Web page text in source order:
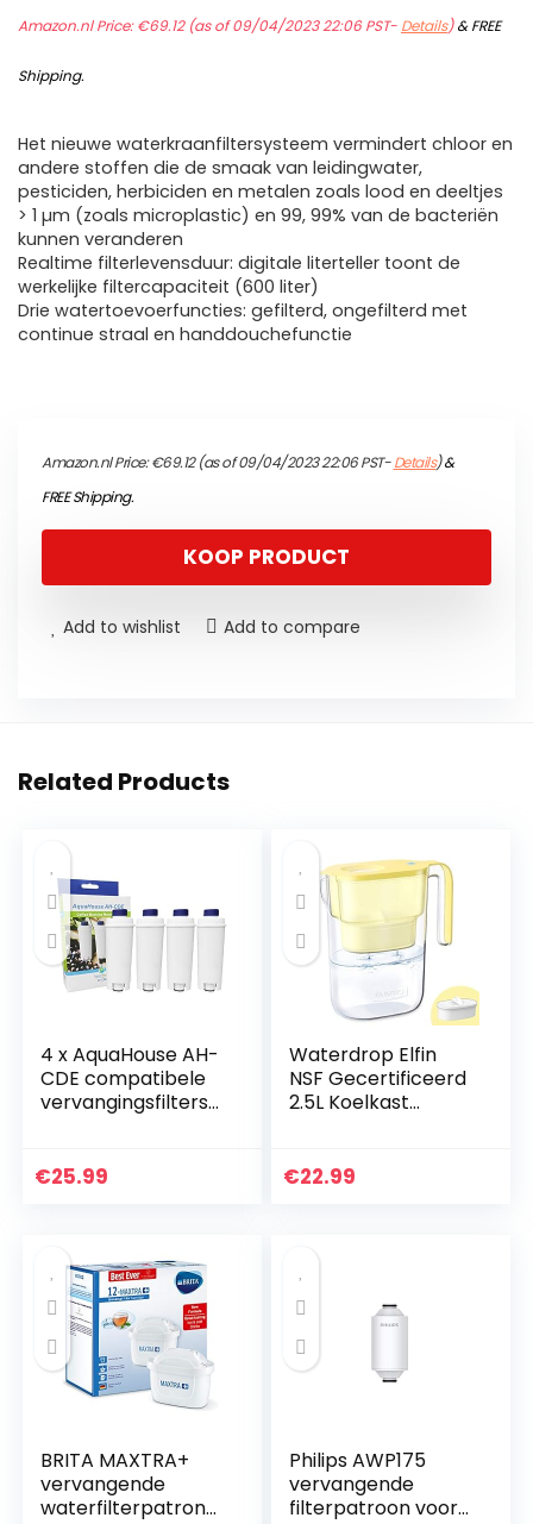
Amazon.nl Price:€69.12(as of 09/04/2023 22:06 PST- Details)&FREE
Shipping.
Het nieuwe waterkraanfiltersysteem vermindert chloor en
andere stoffen die de smaak van leidingwater,
pesticiden, herbiciden en metalen zoals lood en deeltjes
> 1 µm (zoals microplastic) en 99, 99% van de bacteriën
kunnen veranderen
Realtime filterlevensduur: digitale literteller toont de
werkelijke filtercapaciteit (600 liter)
Drie watertoevoerfuncties: gefilterd, ongefilterd met
continue straal en handdouchefunctie
Amazon.nl Price:€69.12(as of 09/04/2023 22:06 PST-Details)&
FREE Shipping.
KOOP PRODUCT
Add to wishlist Add to compare
Related Products
4 x AquaHouse AH-
CDE compatibele
vervangingsfilters
cartridge DLSC002,
€25.99
Waterdrop Elfin
NSF Gecertificeerd
2.5L Koelkast
Vermindert Lood,
€22.99
BRITA MAXTRA+
vervangende
waterfilterpatrone
Philips AWP175
vervangende
filterpatroon voor